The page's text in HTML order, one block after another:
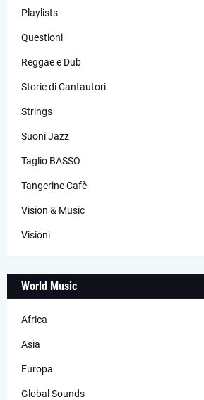
Playlists
Questioni
Reggae e Dub
Storie di Cantautori
Strings
Suoni Jazz
Taglio BASSO
Tangerine Cafè
Vision & Music
Visioni
World Music
Africa
Asia
Europa
Global Sounds